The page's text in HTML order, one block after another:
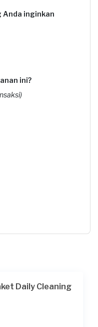
Anda inginkan
ini?
Daily Cleaning